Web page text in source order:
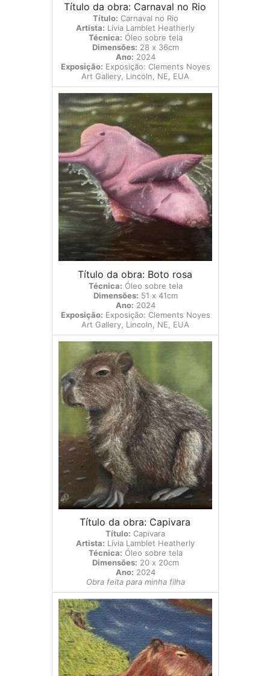
Título da obra: Carnaval no Rio
Título: Carnaval no Rio
Artista: Lívia Lamblet Heatherly
Técnica: Óleo sobre tela
Dimensões: 28 x 36cm
Ano: 2024
Exposição: Exposição: Clements Noyes
Art Gallery, Lincoln, NE, EUA
Título da obra: Boto rosa
Técnica: Óleo sobre tela
Dimensões: 51 x 41cm
Ano: 2024
Exposição: Exposição: Clements Noyes
Art Gallery, Lincoln, NE, EUA
Título da obra: Capivara
Título: Capivara
Artista: Lívia Lamblet Heatherly
Técnica: Óleo sobre tela
Dimensões: 20 x 20cm
Ano: 2024
Obra feita para minha filha